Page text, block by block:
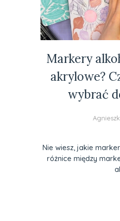
Markery
akrylowe?
wybrać
Nie wiesz, jakie
różnice między